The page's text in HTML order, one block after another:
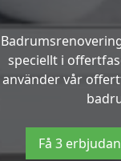
speciellt i
använder vår
Få 3